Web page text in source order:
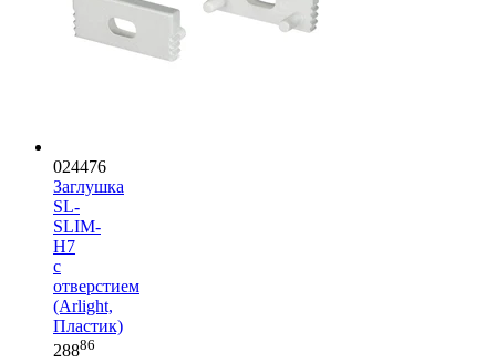
024476
Заглушка
SL-
SLIM-
H7
с
отверстием
(Arlight,
Пластик)
28886